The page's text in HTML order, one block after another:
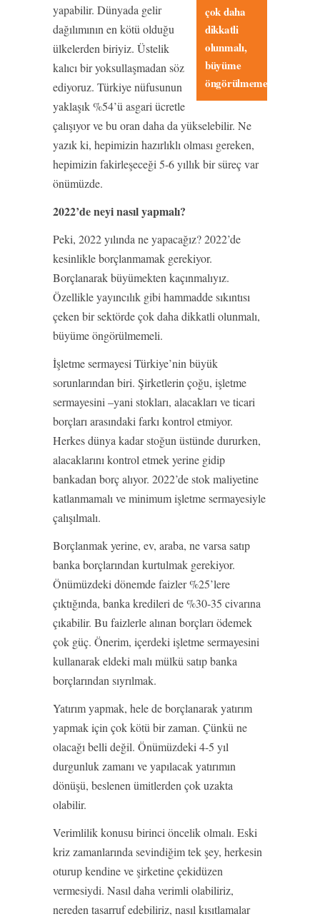
çok daha
dikkatli
olunmalı,
büyüme
öngörülmemeli.
yapabilir. Dünyada gelir
dağılımının en kötü olduğu
ülkelerden biriyiz. Üstelik
kalıcı bir yoksullaşmadan söz
ediyoruz. Türkiye nüfusunun
yaklaşık %54’ü asgari ücretle
çalışıyor ve bu oran daha da yükselebilir. Ne
yazık ki, hepimizin hazırlıklı olması gereken,
hepimizin fakirleşeceği 5-6 yıllık bir süreç var
önümüzde.
2022’de neyi nasıl yapmalı?
Peki, 2022 yılında ne yapacağız? 2022’de
kesinlikle borçlanmamak gerekiyor.
Borçlanarak büyümekten kaçınmalıyız.
Özellikle yayıncılık gibi hammadde sıkıntısı
çeken bir sektörde çok daha dikkatli olunmalı,
büyüme öngörülmemeli.
İşletme sermayesi Türkiye’nin büyük
sorunlarından biri. Şirketlerin çoğu, işletme
sermayesini –yani stokları, alacakları ve ticari
borçları arasındaki farkı kontrol etmiyor.
Herkes dünya kadar stoğun üstünde dururken,
alacaklarını kontrol etmek yerine gidip
bankadan borç alıyor. 2022’de stok maliyetine
katlanmamalı ve minimum işletme sermayesiyle
çalışılmalı.
Borçlanmak yerine, ev, araba, ne varsa satıp
banka borçlarından kurtulmak gerekiyor.
Önümüzdeki dönemde faizler %25’lere
çıktığında, banka kredileri de %30-35 civarına
çıkabilir. Bu faizlerle alınan borçları ödemek
çok güç. Önerim, içerdeki işletme sermayesini
kullanarak eldeki malı mülkü satıp banka
borçlarından sıyrılmak.
Yatırım yapmak, hele de borçlanarak yatırım
yapmak için çok kötü bir zaman. Çünkü ne
olacağı belli değil. Önümüzdeki 4-5 yıl
durgunluk zamanı ve yapılacak yatırımın
dönüşü, beslenen ümitlerden çok uzakta
olabilir.
Verimlilik konusu birinci öncelik olmalı. Eski
kriz zamanlarında sevindiğim tek şey, herkesin
oturup kendine ve şirketine çekidüzen
vermesiydi. Nasıl daha verimli olabiliriz,
nereden tasarruf edebiliriz, nasıl kısıtlamalar